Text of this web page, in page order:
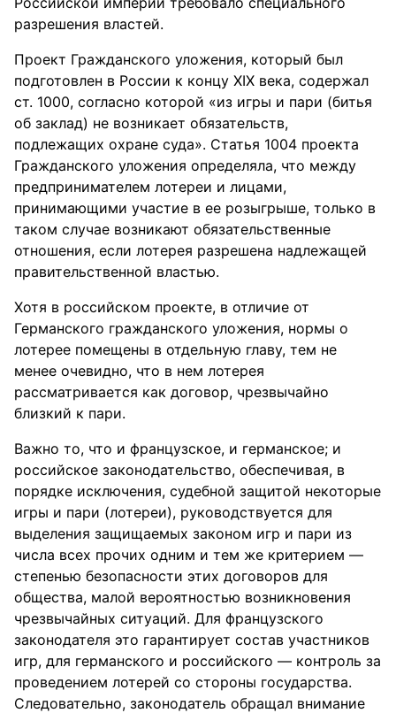
разрешения властей.
Проект Гражданского уложения, который был
подготовлен в России к концу XIX века, содержал
ст. 1000, согласно которой «из игры и пари (битья
об заклад) не возникает обязательств,
подлежащих охране суда». Статья 1004 проекта
Гражданского уложения определяла, что между
предпринимателем лотереи и лицами,
принимающими участие в ее розыгрыше, только в
таком случае возникают обязательственные
отношения, если лотерея разрешена надлежащей
правительственной властью.
Хотя в российском проекте, в отличие от
Германского гражданского уложения, нормы о
лотерее помещены в отдельную главу, тем не
менее очевидно, что в нем лотерея
рассматривается как договор, чрезвычайно
близкий к пари.
Важно то, что и французское, и германское; и
российское законодательство, обеспечивая, в
порядке исключения, судебной защитой некоторые
игры и пари (лотереи), руководствуется для
выделения защищаемых законом игр и пари из
числа всех прочих одним и тем же критерием —
степенью безопасности этих договоров для
общества, малой вероятностью возникновения
чрезвычайных ситуаций. Для французского
законодателя это гарантирует состав участников
игр, для германского и российского — контроль за
проведением лотерей со стороны государства.
Следовательно, законодатель обращал внимание